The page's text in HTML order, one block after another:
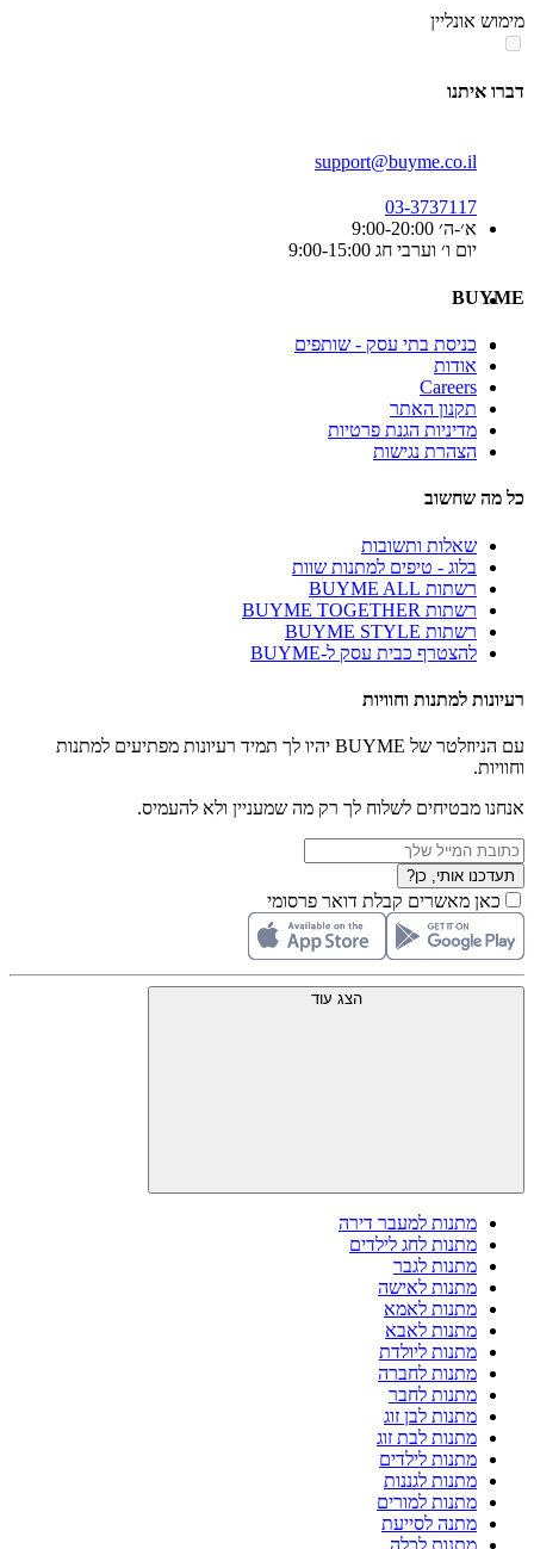
אזור
מימוש אונליין
דברו איתנו
support@buyme.co.il
03-3737117
א׳-ה׳ 9:00-20:00
יום ו׳ וערבי חג 9:00-15:00
BUYME
כניסת בתי עסק - שותפים
אודות
Careers
תקנון האתר
מדיניות הגנת פרטיות
הצהרת נגישות
כל מה שחשוב
שאלות ותשובות
בלוג - טיפים למתנות שוות
רשתות BUYME ALL
רשתות BUYME TOGETHER
רשתות BUYME STYLE
להצטרף כבית עסק ל-BUYME
רעיונות למתנות וחוויות
עם הניוזלטר של BUYME יהיו לך תמיד רעיונות מפתיעים למתנות
וחוויות.
אנחנו מבטיחים לשלוח לך רק מה שמעניין ולא להעמיס.
תעדכנו אותי, כן?
כאן מאשרים קבלת דואר פרסומי
הצג עוד
מתנות למעבר דירה
מתנות לחג לילדים
מתנות לגבר
מתנות לאישה
מתנות לאמא
מתנות לאבא
מתנות ליולדת
מתנות לחברה
מתנות לחבר
מתנות לבן זוג
מתנות לבת זוג
מתנות לילדים
מתנות לגננות
מתנות למורים
מתנה לסייעת
מתנות לכלה